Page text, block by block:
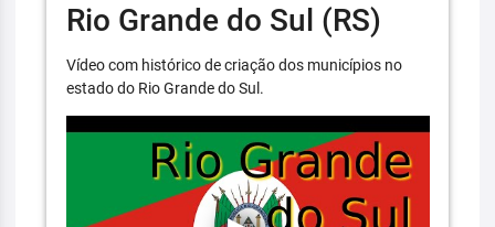
Rio Grande do Sul (RS)
Vídeo com histórico de criação dos municípios no
estado do Rio Grande do Sul.